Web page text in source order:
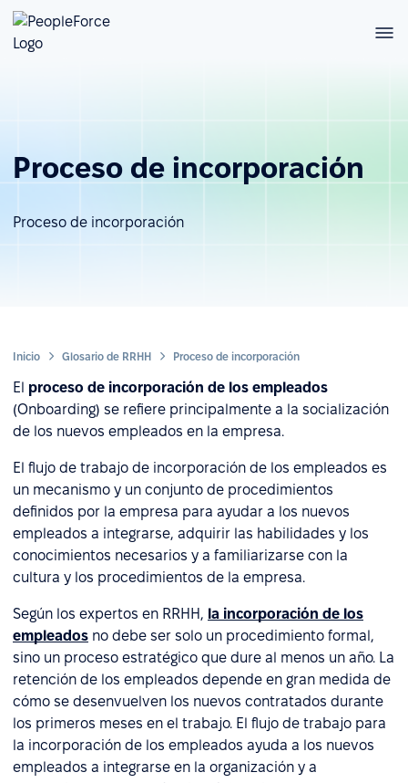
Proceso de incorporación
Proceso de incorporación
Inicio Glosario de RRHH Proceso de incorporación
El proceso de incorporación de los empleados
(Onboarding) se refiere principalmente a la socialización
de los nuevos empleados en la empresa.
El flujo de trabajo de incorporación de los empleados es
un mecanismo y un conjunto de procedimientos
definidos por la empresa para ayudar a los nuevos
empleados a integrarse, adquirir las habilidades y los
conocimientos necesarios y a familiarizarse con la
cultura y los procedimientos de la empresa.
Según los expertos en RRHH, la incorporación de los
empleados no debe ser solo un procedimiento formal,
sino un proceso estratégico que dure al menos un año. La
retención de los empleados depende en gran medida de
cómo se desenvuelven los nuevos contratados durante
los primeros meses en el trabajo. El flujo de trabajo para
la incorporación de los empleados ayuda a los nuevos
empleados a integrarse en la organización y a